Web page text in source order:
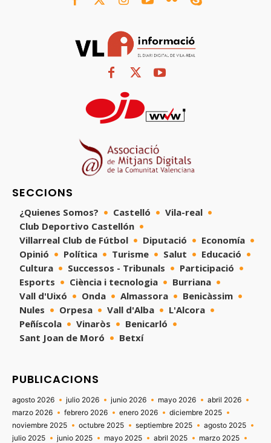
SECCIONS
¿Quienes Somos? Castelló
Vila-real
Club Deportivo Castellón
Villarreal Club de Fútbol
Diputació
Economía
Opinió
Política Turisme Salut
Educació
Cultura
Successos - Tribunals
Participació
Esports
Ciència i tecnologia
Burriana
Vall d'Uixó
Onda Almassora
Benicàssim
Nules
Orpesa Vall d'Alba
L'Alcora
Peñíscola
Vinaròs
Benicarló
Sant Joan de Moró
Betxí
PUBLICACIONS
agosto 2026 julio 2026 junio 2026 mayo 2026
abril 2026
marzo 2026
febrero 2026 enero 2026
diciembre 2025
noviembre 2025
octubre 2025 septiembre 2025
agosto 2025
julio 2025
junio 2025 mayo 2025 abril 2025
marzo 2025